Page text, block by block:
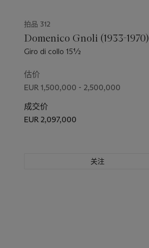
拍品 312
Domenico Gnoli (1933-1970)
Giro di collo 15½
估价
EUR 1,500,000 - 2,500,000
成交价
EUR 2,097,000
关注